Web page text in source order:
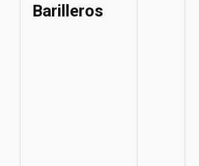
Barilleros